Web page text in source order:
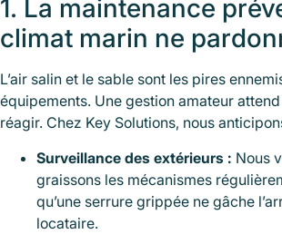
1. La maintenance
climat marin ne
L’air salin et le sable sont les pires
équipements. Une gestion amateur
réagir. Chez Key Solutions, nous
Surveillance des extérieurs : Nous
graissons les mécanismes
qu’une serrure grippée ne gâche
locataire.